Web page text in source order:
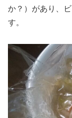
か？）があり、
す。